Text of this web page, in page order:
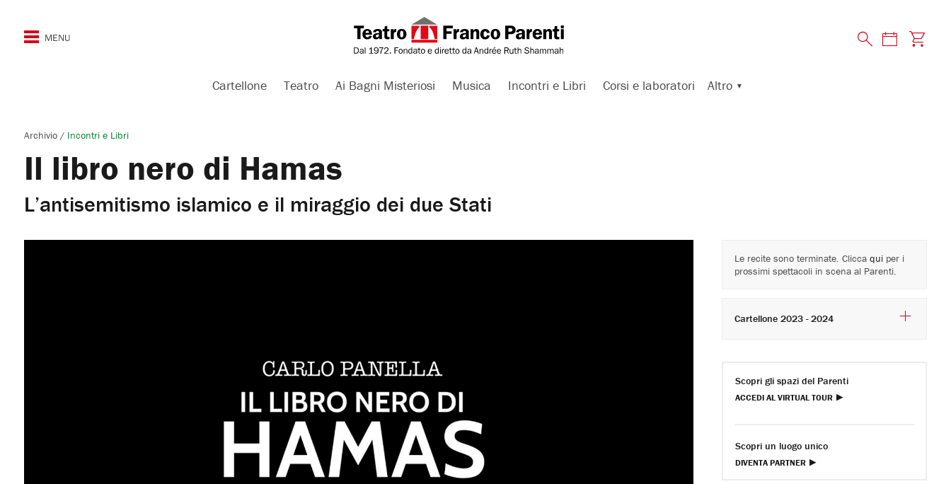
Cartellone Teatro Ai Bagni Misteriosi Musica Incontri e Libri Corsi e laboratori Altro
Archivio / Incontri e Libri
Il libro nero di Hamas
L’antisemitismo islamico e il miraggio dei due Stati
Le recite sono terminate. Clicca quiper i
prossimi spettacoli in scena al Parenti.
Cartellone 2023 - 2024
Scopri gli spazi del Parenti
ACCEDI AL VIRTUAL TOUR
Scopri un luogo unico
DIVENTA PARTNER